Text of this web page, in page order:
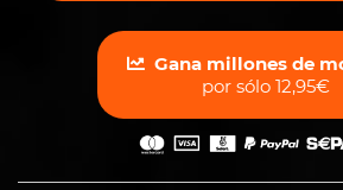
Gana millones de
por sólo 12,95€